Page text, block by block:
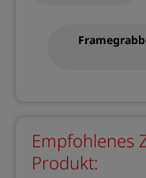
Empfohlenes
Produkt: